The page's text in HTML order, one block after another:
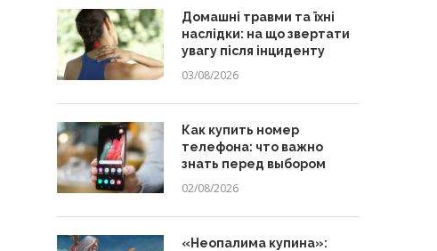
Домашні травми та їхні
наслідки: на що звертати
увагу після інциденту
03/08/2026
Как купить номер
телефона: что важно
знать перед выбором
02/08/2026
«Неопалима купина»: